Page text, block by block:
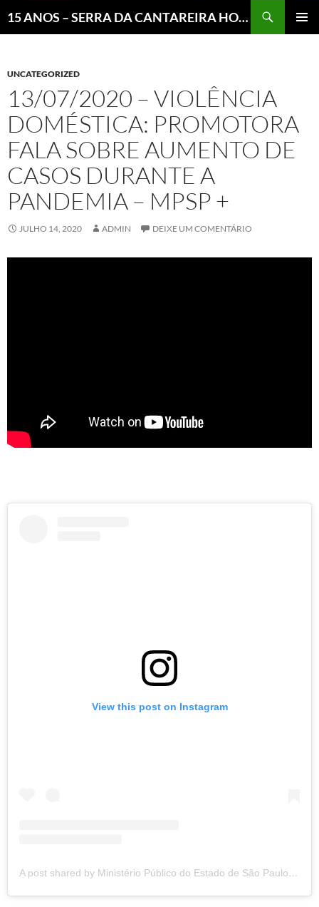
15 ANOS – SERRA DA CANTAREIRA HOJE E COTIDIANO DO BRASIL E DO MUNDO
UNCATEGORIZED
13/07/2020 – VIOLÊNCIA
DOMÉSTICA: PROMOTORA
FALA SOBRE AUMENTO DE
CASOS DURANTE A
PANDEMIA – MPSP +
JULHO 14, 2020 ADMIN DEIXE UM COMENTÁRIO
View this post on Instagram
A post shared by Ministério Público do Estado de São Paulo (@mpsp_oficial)